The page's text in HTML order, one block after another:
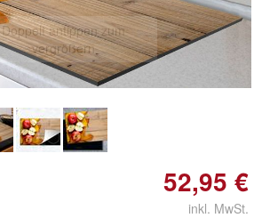
Doppelt antippen zum
vergrößern
52,95 €
inkl. MwSt.